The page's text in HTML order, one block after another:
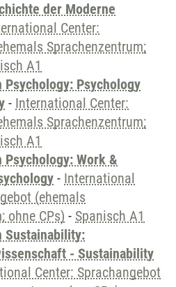
der Moderne
Center:
Sprachenzentrum;
A1
Psychology: Psychology
- International Center:
Sprachenzentrum;
A1
Work &
- International
(ehemals
ohne CPs) - Spanisch A1
Sustainability:
- Sustainability
Center: Sprachangebot